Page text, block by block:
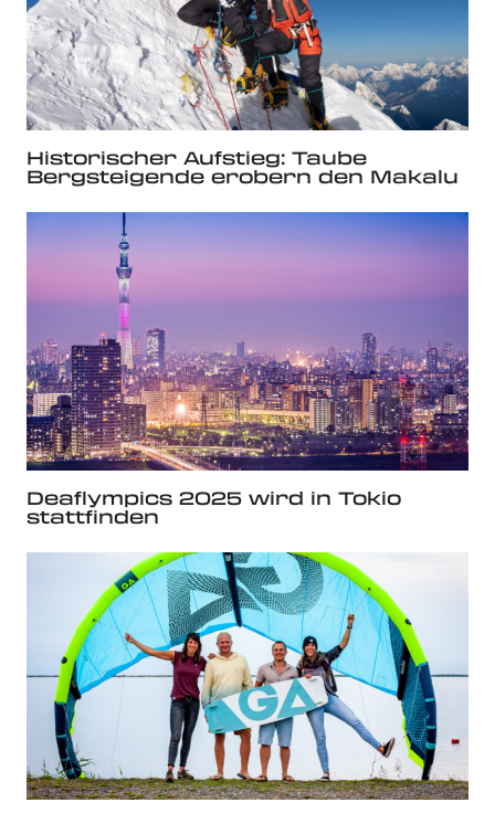
Historischer Aufstieg: Taube
Bergsteigende erobern den Makalu
Deaflympics 2025 wird in Tokio
stattfinden